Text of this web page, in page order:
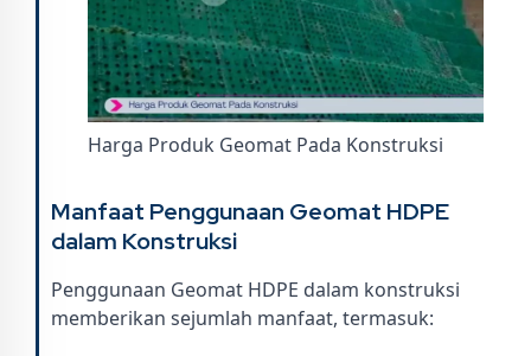
Harga Produk Geomat Pada Konstruksi
Manfaat Penggunaan Geomat HDPE
dalam Konstruksi
Penggunaan Geomat HDPE dalam konstruksi
memberikan sejumlah manfaat, termasuk: